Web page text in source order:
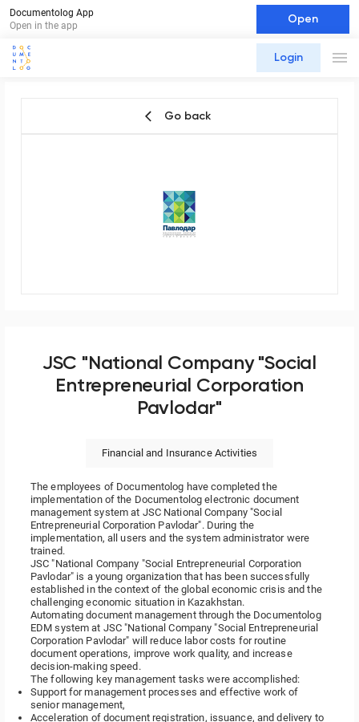
Documentolog App
Open in the app
Open
Login
Go back
JSC "National Company "Social
Entrepreneurial Corporation
Pavlodar"
Financial and Insurance Activities
The employees of Documentolog have completed the
implementation of the Documentolog electronic document
management system at JSC National Company "Social
Entrepreneurial Corporation Pavlodar". During the
implementation, all users and the system administrator were
trained.
JSC "National Company "Social Entrepreneurial Corporation
Pavlodar" is a young organization that has been successfully
established in the context of the global economic crisis and the
challenging economic situation in Kazakhstan.
Automating document management through the Documentolog
EDM system at JSC "National Company "Social Entrepreneurial
Corporation Pavlodar" will reduce labor costs for routine
document operations, improve work quality, and increase
decision-making speed.
The following key management tasks were accomplished:
Support for management processes and effective work of
senior management,
Acceleration of document registration, issuance, and delivery to